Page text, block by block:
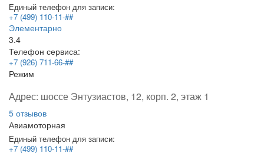
Единый телефон для записи:
+7 (499) 110-11-##
Элементарно
3.4
Телефон сервиса:
+7 (926) 711-66-##
Режим
Адрес: шоссе Энтузиастов, 12, корп. 2, этаж 1
5 отзывов
Авиамоторная
Единый телефон для записи:
+7 (499) 110-11-##